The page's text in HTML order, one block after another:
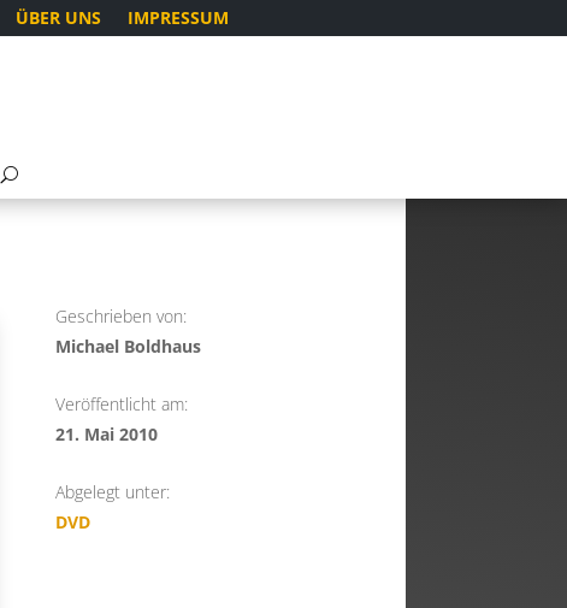
ÜBER UNS IMPRESSUM
Geschrieben von:
Michael Boldhaus
Veröffentlicht am:
21. Mai 2010
Abgelegt unter:
DVD